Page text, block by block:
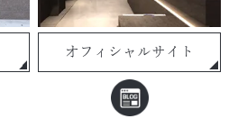
オフィシャルサイト